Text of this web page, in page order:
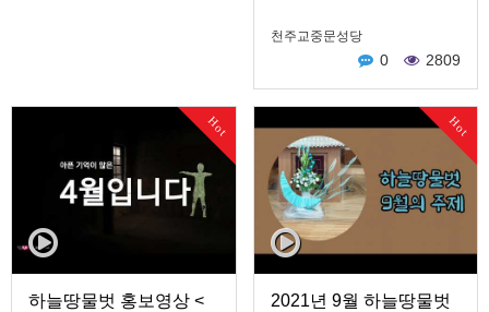
천주교중문성당
0 2809
Hot
하늘땅물벗 홍보영상 <
Hot
2021년 9월 하늘땅물벗